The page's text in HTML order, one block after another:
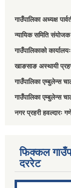
गाउँपालिका अध्यक्ष
न्यायिक समिति
गाउँपालिकाको
खाङसाङ अस्थायी
गाउँपालिका एम्बुलेन्स
गाउँपालिका एम्बुलेन्स
नगर प्रहरी
फिक्कल
दररेट